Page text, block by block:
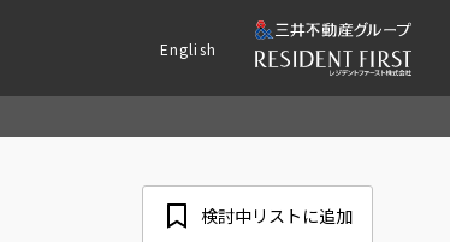
English
検討中リストに追加